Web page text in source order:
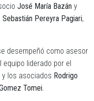
José María Bazán y
Sebastián Pereyra Pagiari,
desempeñó como asesor
equipo liderado por el
y los asociados Rodrigo
Tomei.